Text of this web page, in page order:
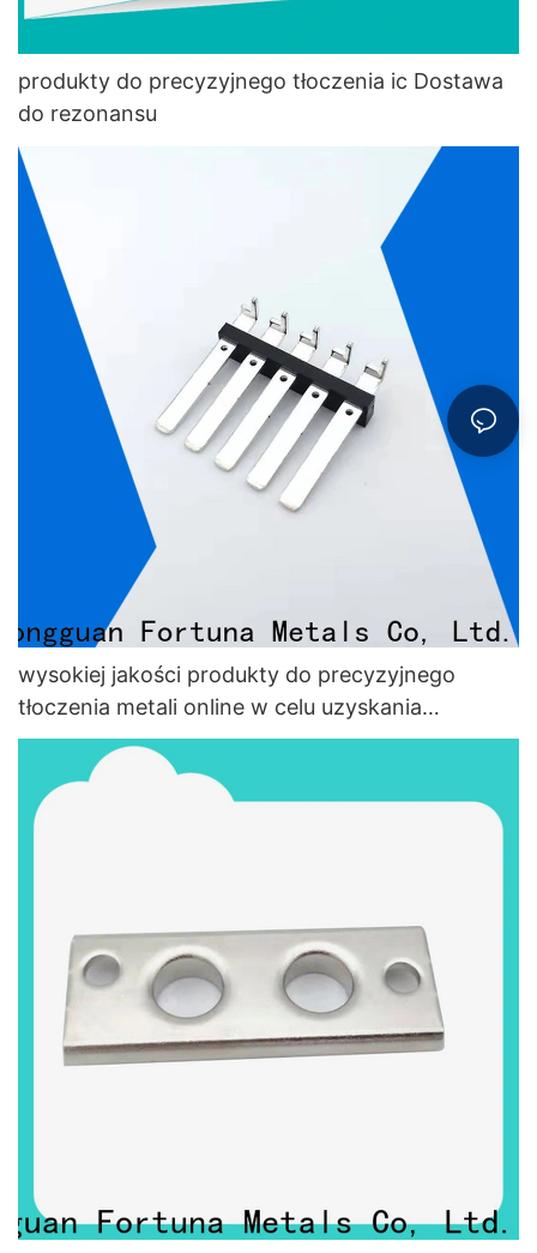
produkty do precyzyjnego tłoczenia ic Dostawa
do rezonansu
wysokiej jakości produkty do precyzyjnego
tłoczenia metali online w celu uzyskania
rezonansu